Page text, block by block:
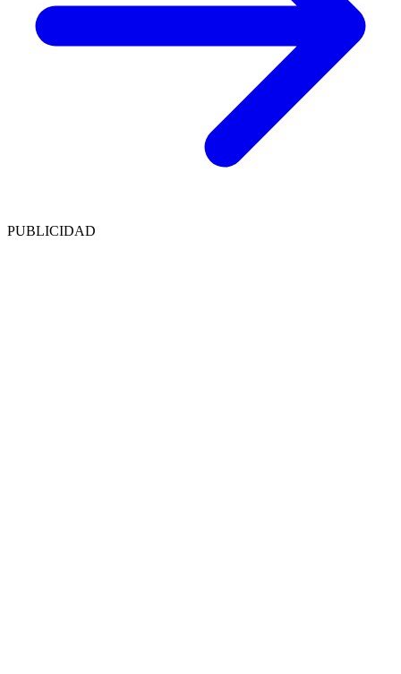
PUBLICIDAD